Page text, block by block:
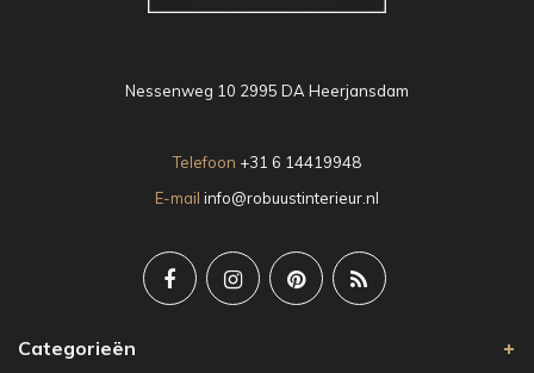
Nessenweg 10 2995 DA Heerjansdam
Telefoon +31 6 14419948
E-mail info@robuustinterieur.nl
Categorieën